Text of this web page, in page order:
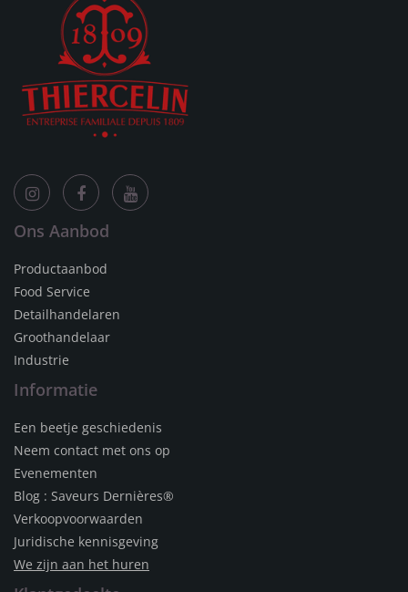
Ons Aanbod
Productaanbod
Food Service
Detailhandelaren
Groothandelaar
Industrie
Informatie
Een beetje geschiedenis
Neem contact met ons op
Evenementen
Blog : Saveurs Dernières®
Verkoopvoorwaarden
Juridische kennisgeving
We zijn aan het huren